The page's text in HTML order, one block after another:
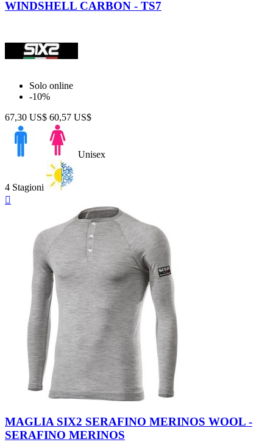
WINDSHELL CARBON - TS7
Solo online
-10%
67,30 US$ 60,57 US$
Unisex
4 Stagioni

Gray
Anthracite
Blue
Black
MAGLIA SIX2 SERAFINO MERINOS WOOL -
SERAFINO MERINOS